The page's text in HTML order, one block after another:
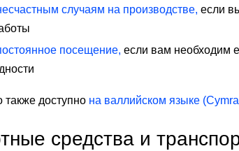
случаям на производстве, если
посещение, если вам необходим
также доступно на валлийском языке
средства и